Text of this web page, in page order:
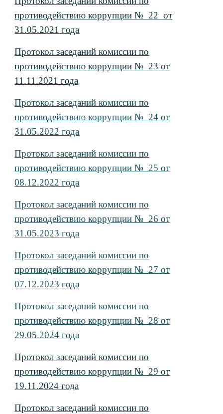
противодействию коррупции № 22 от
31.05.2021 года
Протокол заседаний комиссии по
противодействию коррупции № 23 от
11 .11.2021 года
Протокол заседаний комиссии по
противодействию коррупции № 24 от
31.05.2022 года
Протокол заседаний комиссии по
противодействию коррупции № 25 от
08.12.2022 года
Протокол заседаний комиссии по
противодействию коррупции № 26 от
31.05.2023 года
Протокол заседаний комиссии по
противодействию коррупции № 27 от
07.12.2023 года
Протокол заседаний комиссии по
противодействию коррупции № 28 от
29.05.2024 года
Протокол заседаний комиссии по
противодействию коррупции № 29 от
19.11.2024 года
Протокол заседаний комиссии по